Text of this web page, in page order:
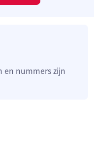
en nummers zijn